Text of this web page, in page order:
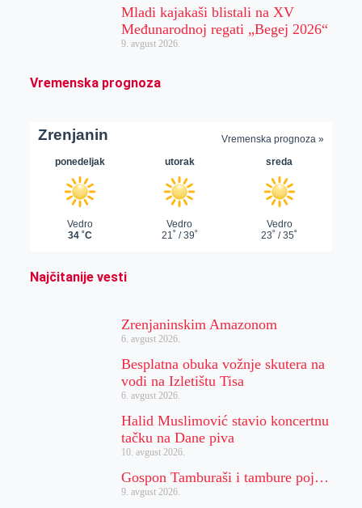
Mladi kajakaši blistali na XV
Međunarodnoj regati „Begej 2026“
9. avgust 2026.
Vremenska prognoza
Najčitanije vesti
Zrenjaninskim Amazonom
6. avgust 2026.
Besplatna obuka vožnje skutera na
vodi na Izletištu Tisa
6. avgust 2026.
Halid Muslimović stavio koncertnu
tačku na Dane piva
10. avgust 2026.
Gospon Tamburaši i tambure poj…
9. avgust 2026.